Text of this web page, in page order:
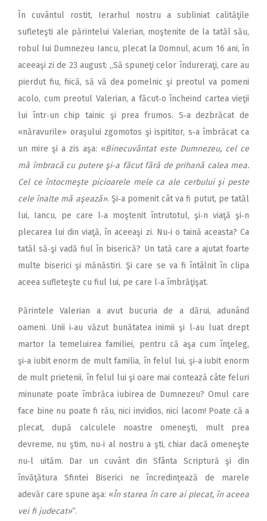
În cuvântul rostit, Ierarhul nostru a subliniat calităţile
sufleteşti ale părintelui Valerian, moştenite de la tatăl său,
robul lui Dumnezeu Iancu, plecat la Domnul, acum 16 ani, în
aceeaşi zi de 23 august: „Să spuneţi celor îndureraţi, care au
pierdut fiu, fiică, să vă dea pomelnic şi preotul va pomeni
acolo, cum preotul Valerian, a făcut‑o încheind cartea vieţii
lui într‑un chip tainic şi prea frumos. S‑a dezbrăcat de
«năravurile» oraşului zgomotos şi ispititor, s‑a îmbrăcat ca
un mire şi a zis aşa: «Binecuvântat este Dumnezeu, cel ce
mă îmbracă cu putere şi‑a făcut fără de prihană calea mea.
Cel ce întocmeşte picioarele mele ca ale cerbului şi peste
cele înalte mă aşează». Şi‑a pomenit cât va fi putut, pe tatăl
lui, Iancu, pe care l‑a moştenit întrutotul, şi‑n viaţă şi‑n
plecarea lui din viaţă, în aceeaşi zi. Nu‑i o taină aceasta? Ca
tatăl să‑şi vadă fiul în biserică? Un tată care a ajutat foarte
multe biserici şi mănăstiri. Şi care se va fi întâlnit în clipa
aceea sufleteşte cu fiul lui, pe care l‑a îmbrăţişat.
Părintele Valerian a avut bucuria de a dărui, adunând
oameni. Unii i‑au văzut bunătatea inimii şi l‑au luat drept
martor la temeluirea familiei, pentru că aşa cum înţeleg,
şi‑a iubit enorm de mult familia, în felul lui, şi‑a iubit enorm
de mult prietenii, în felul lui şi oare mai contează câte feluri
minunate poate îmbrăca iubirea de Dumnezeu? Omul care
face bine nu poate fi rău, nici invidios, nici lacom! Poate că a
plecat, după calculele noastre omeneşti, mult prea
devreme, nu ştim, nu‑i al nostru a şti, chiar dacă omeneşte
nu‑l uităm. Dar un cuvânt din Sfânta Scriptură şi din
învăţătura Sfintei Biserici ne încredinţează de marele
adevăr care spune aşa: «În starea în care ai plecat, în aceea
vei fi judecat»“.